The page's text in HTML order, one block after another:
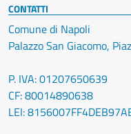
CONTATTI
Comune di Napoli
Palazzo San Giacomo,
P. IVA: 01207650639
CF: 80014890638
LEI: